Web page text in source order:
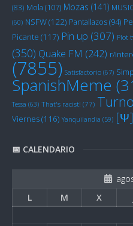
(83) Mola (107) Mozas (141)
(60) NSFW(122) Pantallazos(94)
Picante (117) Pin up (307) Plot
(350) Quake FM (242) r/
(7855) Satisfactorio (67)
SpanishMeme
Tessa (63) That's racist! (77)
Viernes(116) Yanquilandia (59) [Ψ]
📅 CALENDARIO
L
M X